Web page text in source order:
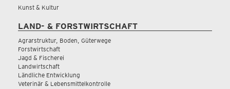
Kunst & Kultur
LAND- & FORSTWIRTSCHAFT
Agrarstruktur, Boden, Güterwege
Forstwirtschaft
Jagd & Fischerei
Landwirtschaft
Ländliche Entwicklung
Veterinär & Lebensmittelkontrolle